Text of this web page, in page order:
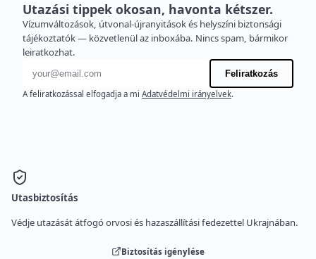
Utazási tippek okosan, havonta kétszer.
Vízumváltozások, útvonal-újranyitások és helyszíni biztonsági
tájékoztatók — közvetlenül az inboxába. Nincs spam, bármikor
leiratkozhat.
E-mail cím
Feliratkozás
A feliratkozással elfogadja a mi Adatvédelmi irányelvek.
Utasbiztosítás
Védje utazását átfogó orvosi és hazaszállítási fedezettel Ukrajnában.
Biztosítás igénylése